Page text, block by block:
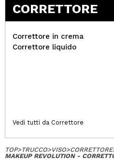
CORRETTORE
Correttore in crema
Correttore liquido
Vedi tutti da Correttore
TOP>TRUCCO>VISO>CORRETTORE
MAKEUP REVOLUTION -